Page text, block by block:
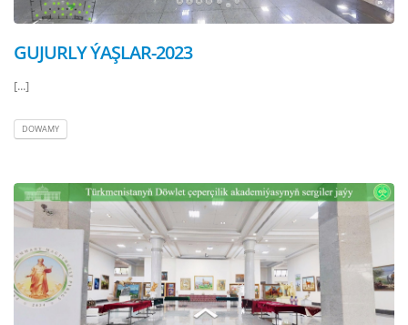
GUJURLY ÝAŞLAR-2023
[...]
DOWAMY